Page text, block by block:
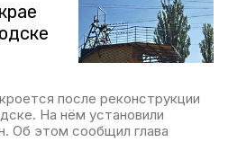
после реконструкции
На нём установили
Об этом сообщил глава